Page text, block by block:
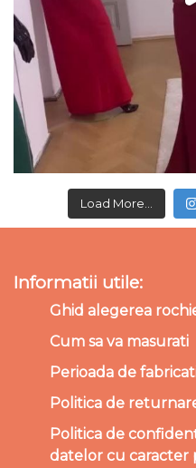
Load More...
Informatii utile:
Ghid alegerea
Cum sa va masurati
Perioada de
Politica de
Politica de
datelor cu caracter